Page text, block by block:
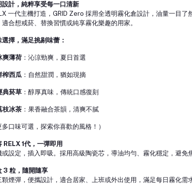
設計，純粹享受每一口清新
一代主機打造，GRID Zero 採用全透明霧化倉設計，油量一目了
合想戒菸、替換習慣或純享霧化樂趣的用家。
選擇，滿足挑剔味蕾：
爽薄荷：沁涼勁爽，夏日首選
榨西瓜：自然甜潤，猶如現摘
典菸草：醇厚真味，傳統口感復刻
枝冰茶：果香融合茶韻，清爽不膩
多口味可選，探索你喜歡的風格！）
RELX 1代，一彈即用
或設定，插入即吸。採用高級陶瓷芯，導油均勻、霧化穩定，避免
3 粒，隨開隨享
煙彈，便攜設計，適合居家、上班或外出使用，滿足每日霧化需求